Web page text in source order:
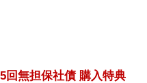
回無担保社債 購入特典